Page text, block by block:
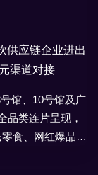
供应链企业进出
渠道对接
馆、10号馆及广
品类连片呈现，
食、网红爆品到